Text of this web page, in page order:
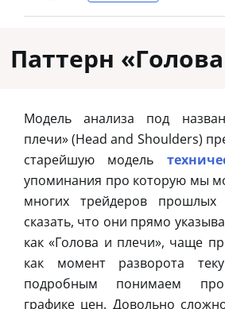
Паттерн
Модель анализа под
плечи» (Head and Shoulders)
старейшую модель
упоминания про которую мы
многих трейдеров прошлых
сказать, что они прямо
как «Голова и плечи», чаще
как момент разворота
подробным понимаем
графике цен. Довольно